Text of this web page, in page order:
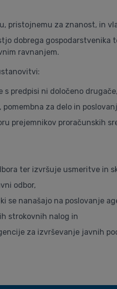
pristojnemu za znanost, in
dobrega
ravnanjem.
predpisi ni določeno drugače,
za delo in
prejemnikov proračunskih
ter izvršuje usmeritve in
odbor,
se nanašajo na poslovanje
strokovnih nalog in
za izvrševanje javnih